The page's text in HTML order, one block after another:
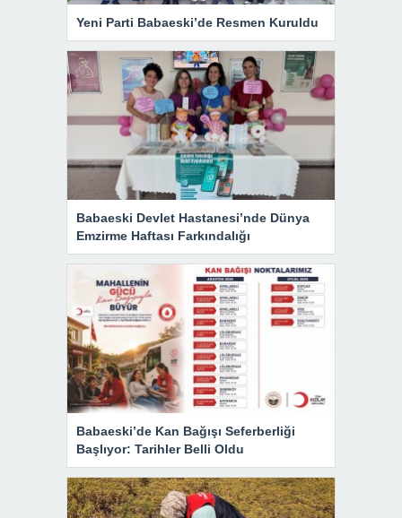
Yeni Parti Babaeski’de Resmen Kuruldu
Babaeski Devlet Hastanesi’nde Dünya
Emzirme Haftası Farkındalığı
Babaeski’de Kan Bağışı Seferberliği
Başlıyor: Tarihler Belli Oldu